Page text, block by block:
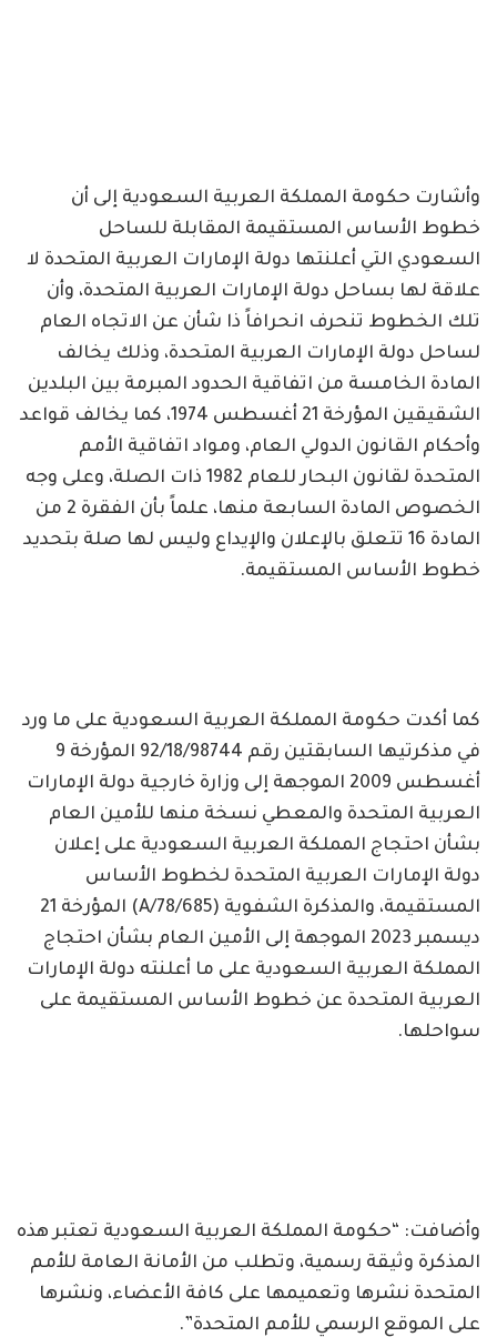
وأشارت حكومة المملكة العربية السعودية إلى أن
خطوط الأساس المستقيمة المقابلة للساحل
السعودي التي أعلنتها دولة الإمارات العربية المتحدة لا
علاقة لها بساحل دولة الإمارات العربية المتحدة، وأن
تلك الخطوط تنحرف انحرافاً ذا شأن عن الاتجاه العام
لساحل دولة الإمارات العربية المتحدة، وذلك يخالف
المادة الخامسة من اتفاقية الحدود المبرمة بين البلدين
الشقيقين المؤرخة 21 أغسطس 1974، كما يخالف قواعد
وأحكام القانون الدولي العام، ومواد اتفاقية الأمم
المتحدة لقانون البحار للعام 1982 ذات الصلة، وعلى وجه
الخصوص المادة السابعة منها، علماً بأن الفقرة 2 من
المادة 16 تتعلق بالإعلان والإيداع وليس لها صلة بتحديد
خطوط الأساس المستقيمة.
كما أكدت حكومة المملكة العربية السعودية على ما ورد
في مذكرتيها السابقتين رقم 92/18/98744 المؤرخة 9
أغسطس 2009 الموجهة إلى وزارة خارجية دولة الإمارات
العربية المتحدة والمعطي نسخة منها للأمين العام
بشأن احتجاج المملكة العربية السعودية على إعلان
دولة الإمارات العربية المتحدة لخطوط الأساس
المستقيمة، والمذكرة الشفوية (78/685/A) المؤرخة 21
ديسمبر 2023 الموجهة إلى الأمين العام بشأن احتجاج
المملكة العربية السعودية على ما أعلنته دولة الإمارات
العربية المتحدة عن خطوط الأساس المستقيمة على
سواحلها.
وأضافت: “حكومة المملكة العربية السعودية تعتبر هذه
المذكرة وثيقة رسمية، وتطلب من الأمانة العامة للأمم
المتحدة نشرها وتعميمها على كافة الأعضاء، ونشرها
على الموقع الرسمي للأمم المتحدة”.